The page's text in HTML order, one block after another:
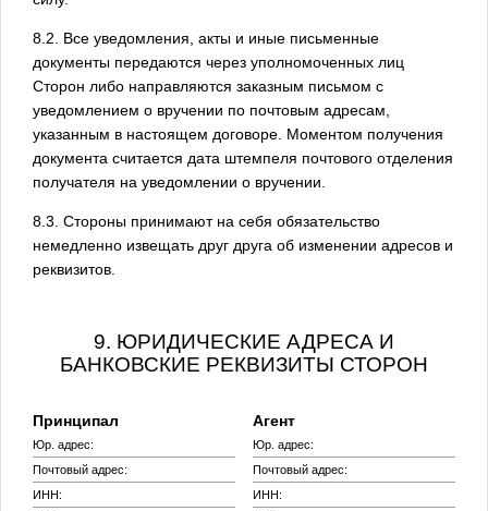
8.2. Все уведомления, акты и иные письменные
документы передаются через уполномоченных лиц
Сторон либо направляются заказным письмом с
уведомлением о вручении по почтовым адресам,
указанным в настоящем договоре. Моментом получения
документа считается дата штемпеля почтового отделения
получателя на уведомлении о вручении.
8.3. Стороны принимают на себя обязательство
немедленно извещать друг друга об изменении адресов и
реквизитов.
9. ЮРИДИЧЕСКИЕ АДРЕСА И
БАНКОВСКИЕ РЕКВИЗИТЫ СТОРОН
Принципал
Юр. адрес:
Почтовый адрес:
ИНН:
Агент
Юр. адрес:
Почтовый адрес:
ИНН: